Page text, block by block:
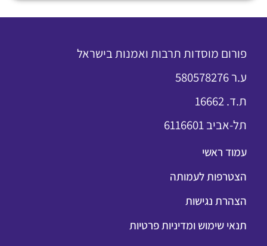
פורום מוסדות תרבות ואמנות בישראל
ע.ר 580578276
ת.ד. 16662
תל-אביב 6116601
עמוד ראשי
הצטרפות לעמותה
הצהרת נגישות
תנאי שימוש ומדיניות פרטיות